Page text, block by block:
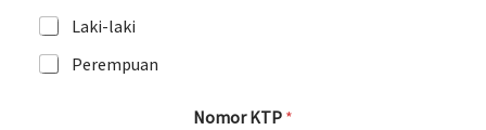
Laki-laki
Perempuan
Nomor KTP *